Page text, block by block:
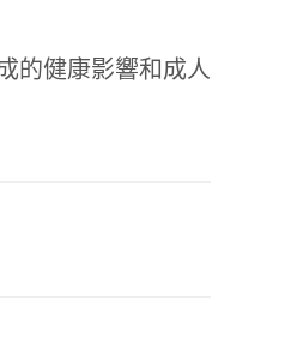
的健康影響和成人